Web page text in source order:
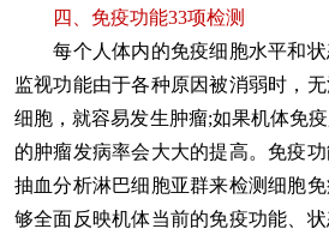
四、免疫功能33项检测
每个人体内的免疫细胞水平和状
监视功能由于各种原因被消弱时，
细胞，就容易发生肿瘤;如果机体免
的肿瘤发病率会大大的提高。免疫
抽血分析淋巴细胞亚群来检测细胞
够全面反映机体当前的免疫功能、